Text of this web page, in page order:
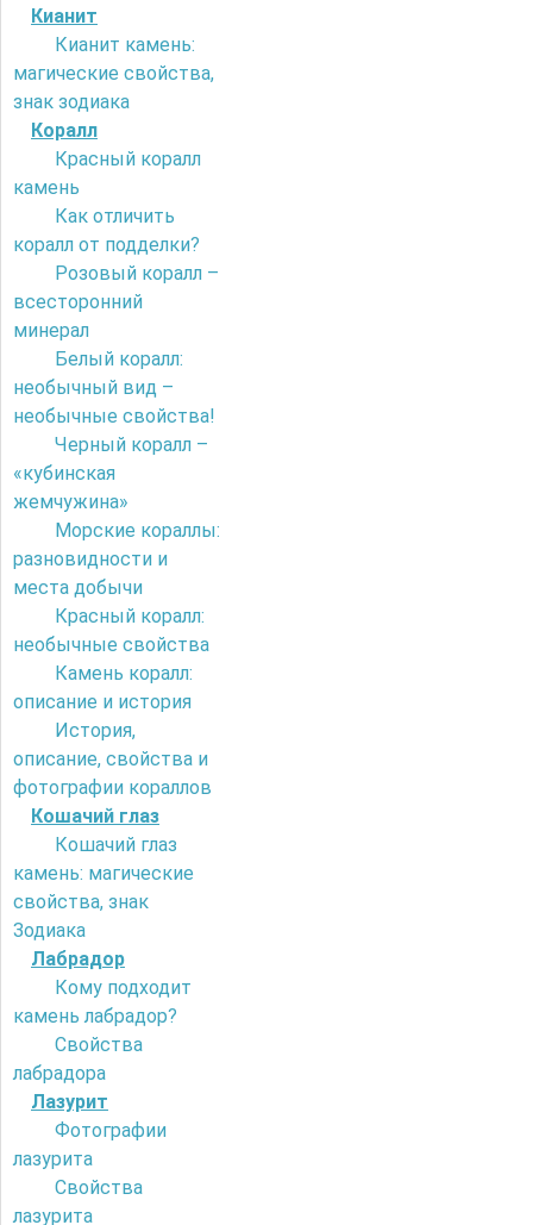
Кианит
Кианит камень:
магические свойства,
знак зодиака
Коралл
Красный коралл
камень
Как отличить
коралл от подделки?
Розовый коралл –
всесторонний
минерал
Белый коралл:
необычный вид –
необычные свойства!
Черный коралл –
«кубинская
жемчужина»
Морские кораллы:
разновидности и
места добычи
Красный коралл:
необычные свойства
Камень коралл:
описание и история
История,
описание, свойства и
фотографии кораллов
Кошачий глаз
Кошачий глаз
камень: магические
свойства, знак
Зодиака
Лабрадор
Кому подходит
камень лабрадор?
Свойства
лабрадора
Лазурит
Фотографии
лазурита
Свойства
лазурита